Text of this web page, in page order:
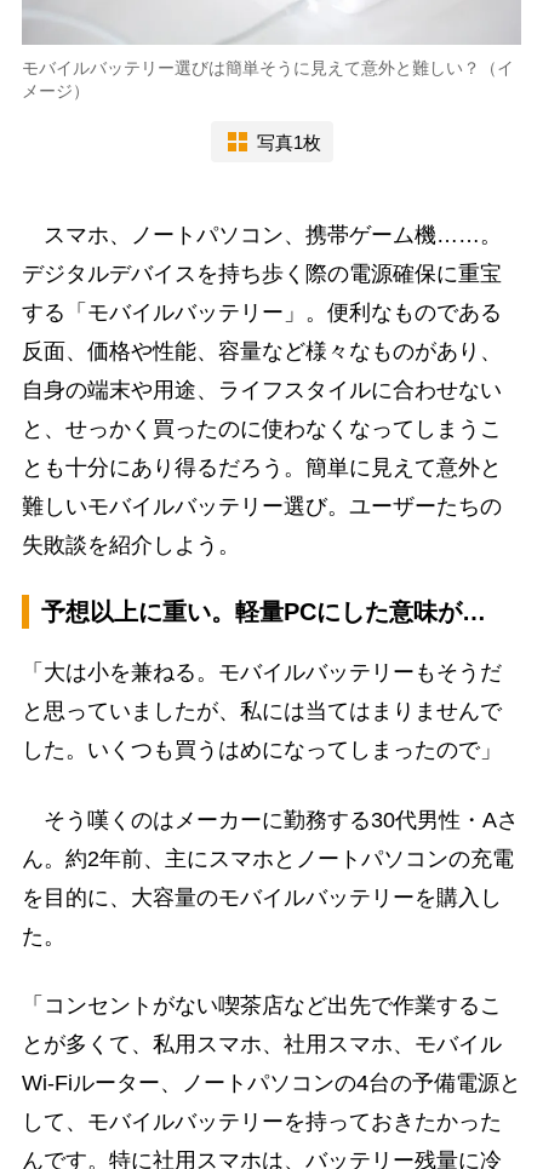
モバイルバッテリー選びは簡単そうに見えて意外と難しい？（イ
メージ）
写真1枚
スマホ、ノートパソコン、携帯ゲーム機……。
デジタルデバイスを持ち歩く際の電源確保に重宝
する「モバイルバッテリー」。便利なものである
反面、価格や性能、容量など様々なものがあり、
自身の端末や用途、ライフスタイルに合わせない
と、せっかく買ったのに使わなくなってしまうこ
とも十分にあり得るだろう。簡単に見えて意外と
難しいモバイルバッテリー選び。ユーザーたちの
失敗談を紹介しよう。
予想以上に重い。軽量PCにした意味が…
「大は小を兼ねる。モバイルバッテリーもそうだ
と思っていましたが、私には当てはまりませんで
した。いくつも買うはめになってしまったので」
そう嘆くのはメーカーに勤務する30代男性・Aさ
ん。約2年前、主にスマホとノートパソコンの充電
を目的に、大容量のモバイルバッテリーを購入し
た。
「コンセントがない喫茶店など出先で作業するこ
とが多くて、私用スマホ、社用スマホ、モバイル
Wi-Fiルーター、ノートパソコンの4台の予備電源と
して、モバイルバッテリーを持っておきたかった
んです。特に社用スマホは、バッテリー残量に冷